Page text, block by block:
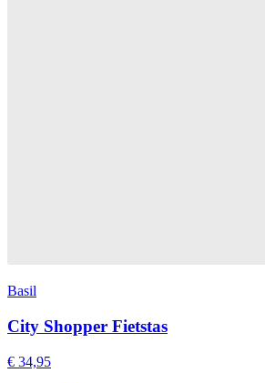
Basil
City Shopper Fietstas
€ 34,95